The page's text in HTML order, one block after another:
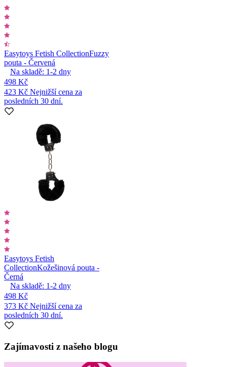
Easytoys Fetish CollectionFuzzy
pouta - Červená
Na skladě: 1-2 dny
498 Kč
423 Kč Nejnižší cena za
posledních 30 dní.
Easytoys Fetish
CollectionKožešinová pouta -
Černá
Na skladě: 1-2 dny
498 Kč
373 Kč Nejnižší cena za
posledních 30 dní.
Zajímavosti z našeho blogu